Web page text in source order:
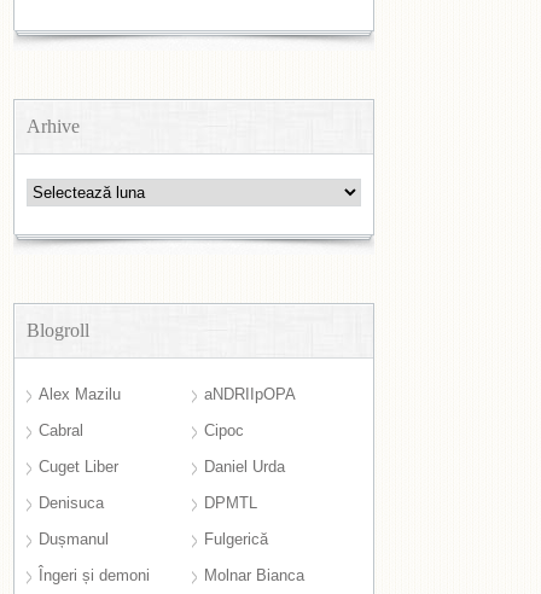
Arhive
Arhive
Blogroll
Alex Mazilu
aNDRIIpOPA
Cabral
Cipoc
Cuget Liber
Daniel Urda
Denisuca
DPMTL
Dușmanul
Fulgerică
Îngeri și demoni
Molnar Bianca